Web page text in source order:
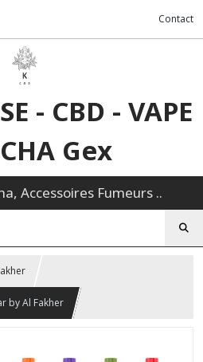
Contact
- CBD - VAPE
Gex
Accessoires Fumeurs ..
by Al Fakher